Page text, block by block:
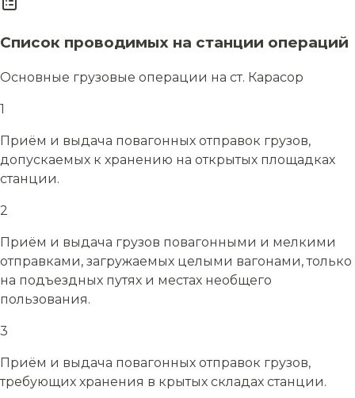
Список проводимых на станции операций
Основные грузовые операции на ст. Карасор
1
Приём и выдача повагонных отправок грузов,
допускаемых к хранению на открытых площадках
станции.
2
Приём и выдача грузов повагонными и мелкими
отправками, загружаемых целыми вагонами, только
на подъездных путях и местах необщего
пользования.
3
Приём и выдача повагонных отправок грузов,
требующих хранения в крытых складах станции.